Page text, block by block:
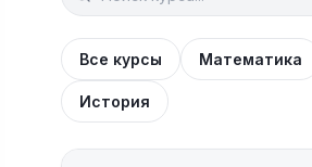
Все курсы Математика
История